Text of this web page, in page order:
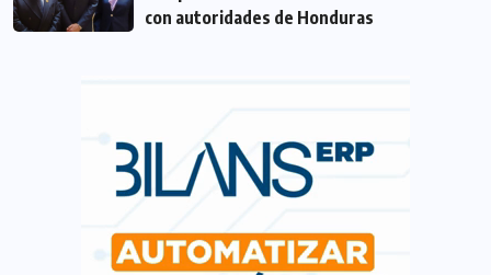
con autoridades de Honduras